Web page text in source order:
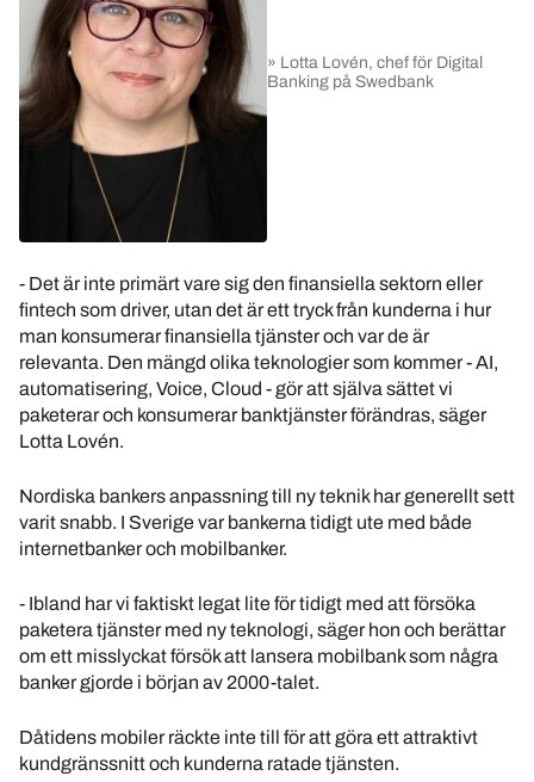
» Lotta Lovén, chef för Digital
Banking på Swedbank
- Det är inte primärt vare sig den finansiella sektorn eller
fintech som driver, utan det är ett tryck från kunderna i hur
man konsumerar finansiella tjänster och var de är
relevanta. Den mängd olika teknologier som kommer - AI,
automatisering, Voice, Cloud - gör att själva sättet vi
paketerar och konsumerar banktjänster förändras, säger
Lotta Lovén.
Nordiska bankers anpassning till ny teknik har generellt sett
varit snabb. I Sverige var bankerna tidigt ute med både
internetbanker och mobilbanker.
- Ibland har vi faktiskt legat lite för tidigt med att försöka
paketera tjänster med ny teknologi, säger hon och berättar
om ett misslyckat försök att lansera mobilbank som några
banker gjorde i början av 2000-talet.
Dåtidens mobiler räckte inte till för att göra ett attraktivt
kundgränssnitt och kunderna ratade tjänsten.